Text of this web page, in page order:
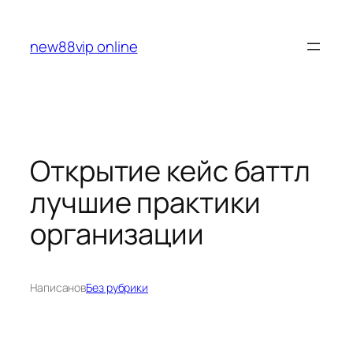
содержимому
new88vip online
Открытие кейс баттл
лучшие практики
организации
НаписановБез рубрики